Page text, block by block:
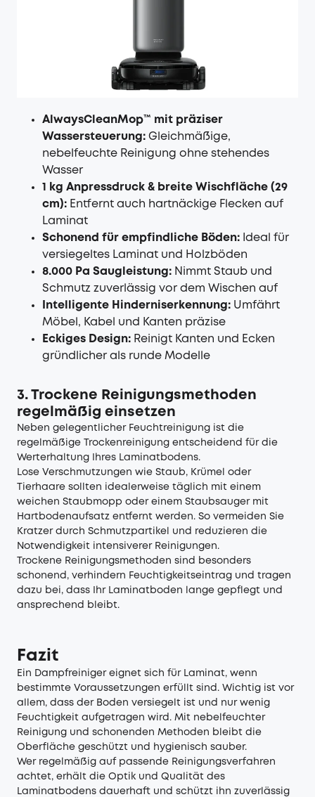
AlwaysCleanMop™ mit präziser
Wassersteuerung: Gleichmäßige,
nebelfeuchte Reinigung ohne stehendes
Wasser
1 kg Anpressdruck & breite Wischfläche (29
cm): Entfernt auch hartnäckige Flecken auf
Laminat
Schonend für empfindliche Böden: Ideal für
versiegeltes Laminat und Holzböden
8.000 Pa Saugleistung: Nimmt Staub und
Schmutz zuverlässig vor dem Wischen auf
Intelligente Hinderniserkennung: Umfährt
Möbel, Kabel und Kanten präzise
Eckiges Design: Reinigt Kanten und Ecken
gründlicher als runde Modelle
3. Trockene Reinigungsmethoden
regelmäßig einsetzen
Neben gelegentlicher Feuchtreinigung ist die
regelmäßige Trockenreinigung entscheidend für die
Werterhaltung Ihres Laminatbodens.
Lose Verschmutzungen wie Staub, Krümel oder
Tierhaare sollten idealerweise täglich mit einem
weichen Staubmopp oder einem Staubsauger mit
Hartbodenaufsatz entfernt werden. So vermeiden Sie
Kratzer durch Schmutzpartikel und reduzieren die
Notwendigkeit intensiverer Reinigungen.
Trockene Reinigungsmethoden sind besonders
schonend, verhindern Feuchtigkeitseintrag und tragen
dazu bei, dass Ihr Laminatboden lange gepflegt und
ansprechend bleibt.
Fazit
Ein Dampfreiniger eignet sich für Laminat, wenn
bestimmte Voraussetzungen erfüllt sind. Wichtig ist vor
allem, dass der Boden versiegelt ist und nur wenig
Feuchtigkeit aufgetragen wird. Mit nebelfeuchter
Reinigung und schonenden Methoden bleibt die
Oberfläche geschützt und hygienisch sauber.
Wer regelmäßig auf passende Reinigungsverfahren
achtet, erhält die Optik und Qualität des
Laminatbodens dauerhaft und schützt ihn zuverlässig